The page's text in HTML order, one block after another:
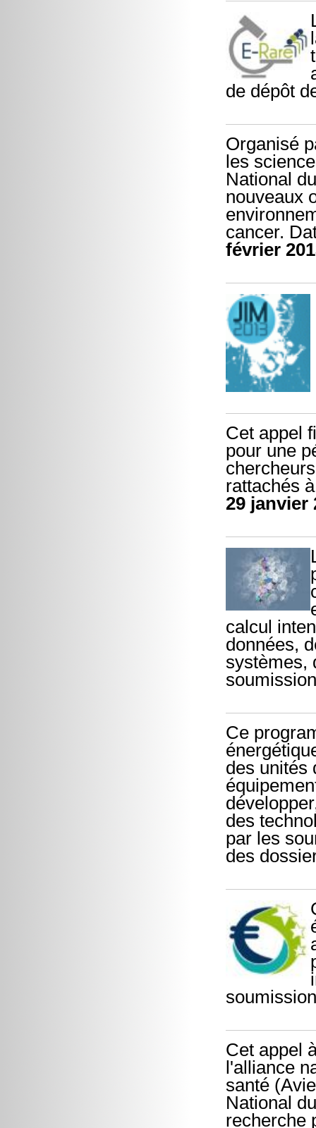
de dépôt
Organisé
les
National
nouveaux
cancer.
février
Cet appel
pour une
rattachés
29 janvier
calcul
données,
systèmes,
Ce
des unités
des
par les
des
Cet appel
l'alliance
santé
National
recherche